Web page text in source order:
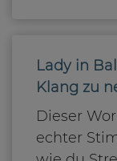
Lady in
Klang zu
Dieser
echter